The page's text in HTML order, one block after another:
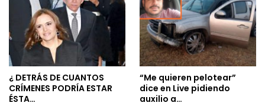
¿ DETRÁS DE CUANTOS
CRÍMENES PODRÍA ESTAR
ÉSTA…
“Me quieren pelotear”
dice en Live pidiendo
auxilio a…